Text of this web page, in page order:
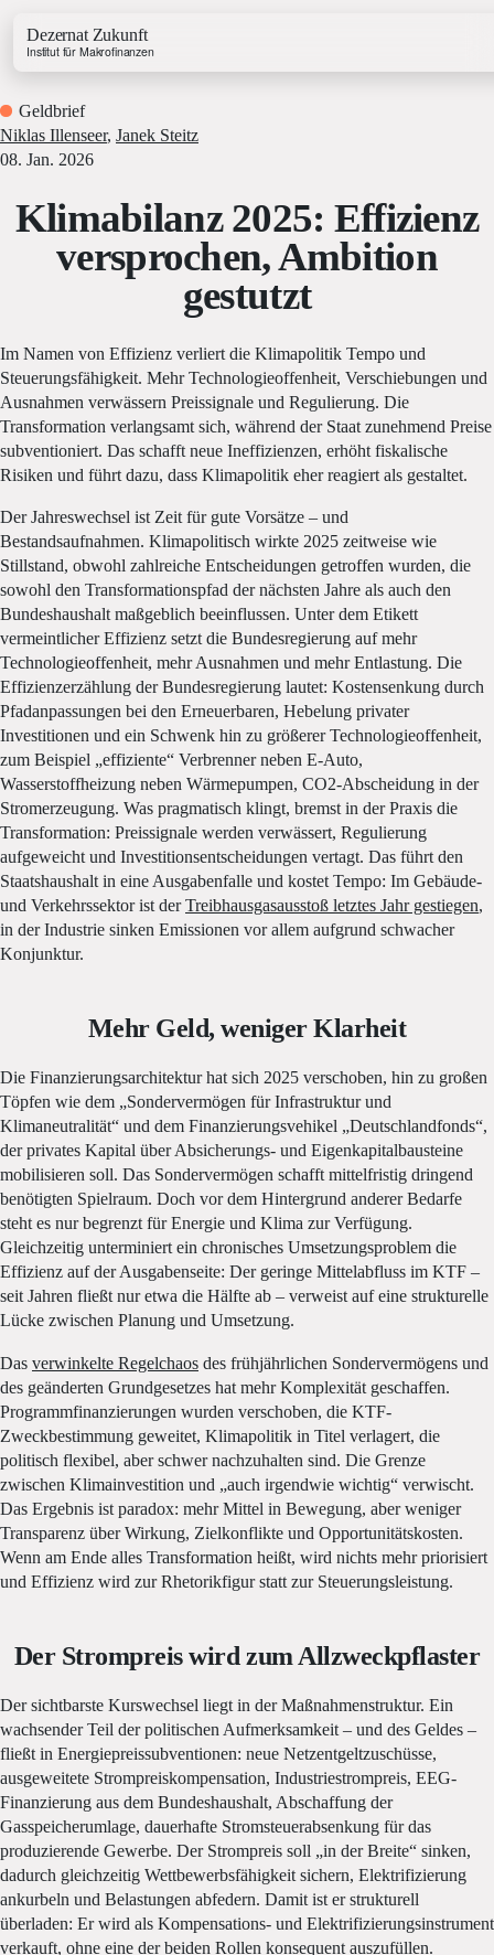
Dezernat Zukunft
Institut für Makrofinanzen
Growth & Budget Lab
Energy Lab
Business Lab
Price Lab
Haushaltstracker
Investitionstracker
Geldbrief
Niklas Illenseer, Janek Steitz
08. Jan. 2026
Klimabilanz 2025: Effizienz
versprochen, Ambition
gestutzt
Im Namen von Effizienz verliert die Klimapolitik Tempo und
Steuerungsfähigkeit. Mehr Technologieoffenheit, Verschiebungen und
Ausnahmen verwässern Preissignale und Regulierung. Die
Transformation verlangsamt sich, während der Staat zunehmend Preise
subventioniert. Das schafft neue Ineffizienzen, erhöht fiskalische
Risiken und führt dazu, dass Klimapolitik eher reagiert als gestaltet.
Der Jahreswechsel ist Zeit für gute Vorsätze – und
Bestandsaufnahmen. Klimapolitisch wirkte 2025 zeitweise wie
Stillstand, obwohl zahlreiche Entscheidungen getroffen wurden, die
sowohl den Transformationspfad der nächsten Jahre als auch den
Bundeshaushalt maßgeblich beeinflussen. Unter dem Etikett
vermeintlicher Effizienz setzt die Bundesregierung auf mehr
Technologieoffenheit, mehr Ausnahmen und mehr Entlastung. Die
Effizienzerzählung der Bundesregierung lautet: Kostensenkung durch
Pfadanpassungen bei den Erneuerbaren, Hebelung privater
Investitionen und ein Schwenk hin zu größerer Technologieoffenheit,
zum Beispiel „effiziente“ Verbrenner neben E-Auto,
Wasserstoffheizung neben Wärmepumpen, CO2-Abscheidung in der
Stromerzeugung. Was pragmatisch klingt, bremst in der Praxis die
Transformation: Preissignale werden verwässert, Regulierung
aufgeweicht und Investitionsentscheidungen vertagt. Das führt den
Staatshaushalt in eine Ausgabenfalle und kostet Tempo: Im Gebäude-
und Verkehrssektor ist derTreibhausgasausstoß letztes Jahr gestiegen,
in der Industrie sinken Emissionen vor allem aufgrund schwacher
Konjunktur.
Mehr Geld, weniger Klarheit
Die Finanzierungsarchitektur hat sich 2025 verschoben, hin zu großen
Töpfen wie dem „Sondervermögen für Infrastruktur und
Klimaneutralität“ und dem Finanzierungsvehikel „Deutschlandfonds“,
der privates Kapital über Absicherungs- und Eigenkapitalbausteine
mobilisieren soll. Das Sondervermögen schafft mittelfristig dringend
benötigten Spielraum. Doch vor dem Hintergrund anderer Bedarfe
steht es nur begrenzt für Energie und Klima zur Verfügung.
Gleichzeitig unterminiert ein chronisches Umsetzungsproblem die
Effizienz auf der Ausgabenseite: Der geringe Mittelabfluss im KTF –
seit Jahren fließt nur etwa die Hälfte ab – verweist auf eine strukturelle
Lücke zwischen Planung und Umsetzung.
Das verwinkelte Regelchaos des frühjährlichen Sondervermögens und
des geänderten Grundgesetzes hat mehr Komplexität geschaffen.
Programmfinanzierungen wurden verschoben, die KTF-
Zweckbestimmung geweitet, Klimapolitik in Titel verlagert, die
politisch flexibel, aber schwer nachzuhalten sind. Die Grenze
zwischen Klimainvestition und „auch irgendwie wichtig“ verwischt.
Das Ergebnis ist paradox: mehr Mittel in Bewegung, aber weniger
Transparenz über Wirkung, Zielkonflikte und Opportunitätskosten.
Wenn am Ende alles Transformation heißt, wird nichts mehr priorisiert
und Effizienz wird zur Rhetorikfigur statt zur Steuerungsleistung.
Der Strompreis wird zum Allzweckpflaster
Der sichtbarste Kurswechsel liegt in der Maßnahmenstruktur. Ein
wachsender Teil der politischen Aufmerksamkeit – und des Geldes –
fließt in Energiepreissubventionen: neue Netzentgeltzuschüsse,
ausgeweitete Strompreiskompensation, Industriestrompreis, EEG-
Finanzierung aus dem Bundeshaushalt, Abschaffung der
Gasspeicherumlage, dauerhafte Stromsteuerabsenkung für das
produzierende Gewerbe. Der Strompreis soll „in der Breite“ sinken,
dadurch gleichzeitig Wettbewerbsfähigkeit sichern, Elektrifizierung
ankurbeln und Belastungen abfedern. Damit ist er strukturell
überladen: Er wird als Kompensations- und Elektrifizierungsinstrument
verkauft, ohne eine der beiden Rollen konsequent auszufüllen.